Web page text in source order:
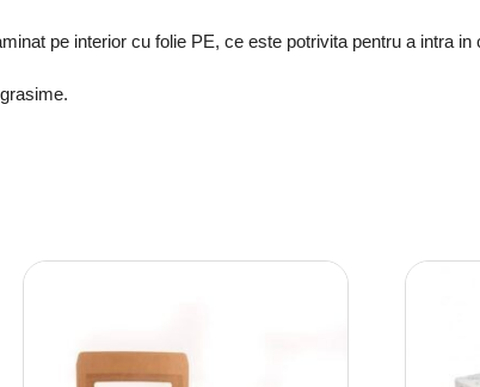
pe interior cu folie PE, ce este potrivita pentru a intra